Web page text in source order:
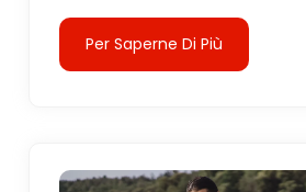
Per Saperne Di Più